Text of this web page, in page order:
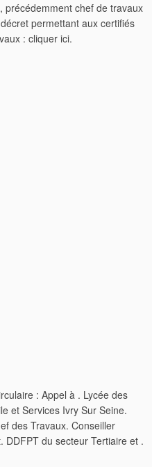
précédemment chef de travaux
permettant aux certifiés
: cliquer ici.
: Appel à . Lycée des
et Services Ivry Sur Seine.
des Travaux. Conseiller
DDFPT du secteur Tertiaire et .